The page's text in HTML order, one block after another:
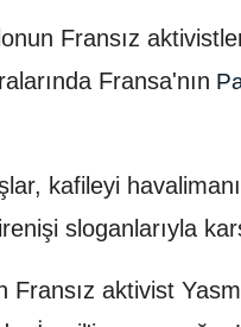
Fransız
Fransa'nın
kafileyi
sloganlarıyla
Fransız aktivist